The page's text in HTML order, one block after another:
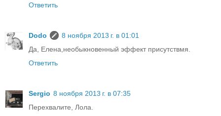
Ответить
Dodo
8 ноября 2013 г. в 01:01
Да, Елена,необыкновенный эффект присутствмя.
Ответить
Sergio 8 ноября 2013 г. в 07:35
Перехвалите, Лола.